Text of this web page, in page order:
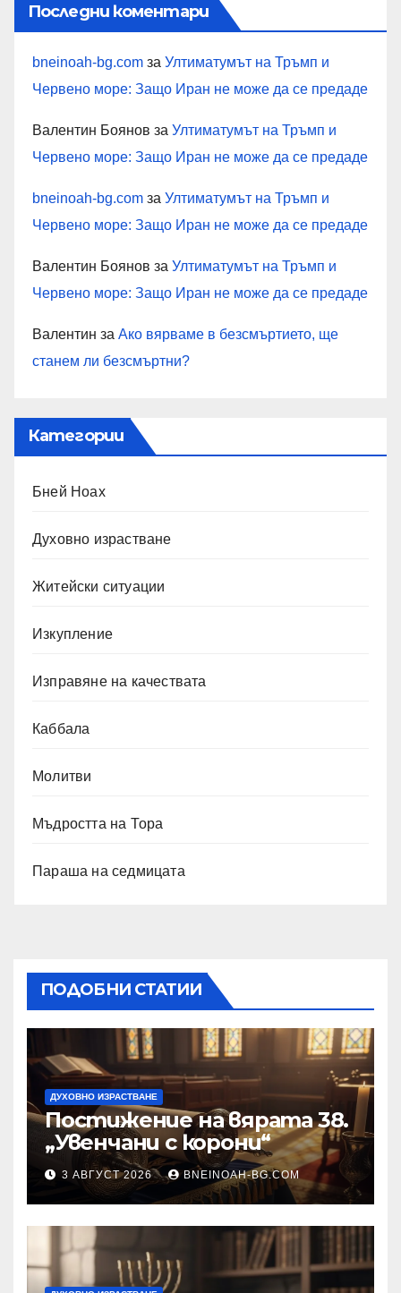
Последни коментари
bneinoah-bg.com за Ултиматумът на Тръмп и
Червено море: Защо Иран не може да се предаде
Валентин Боянов за Ултиматумът на Тръмп и
Червено море: Защо Иран не може да се предаде
bneinoah-bg.com за Ултиматумът на Тръмп и
Червено море: Защо Иран не може да се предаде
Валентин Боянов за Ултиматумът на Тръмп и
Червено море: Защо Иран не може да се предаде
Валентин за Ако вярваме в безсмъртието, ще
станем ли безсмъртни?
Категории
Бней Ноах
Духовно израстване
Житейски ситуации
Изкупление
Изправяне на качествата
Каббала
Молитви
Мъдростта на Тора
Параша на седмицата
ПОДОБНИ СТАТИИ
ДУХОВНО ИЗРАСТВАНЕ
Постижение на вярата 38.
„Увенчани с корони“
3 АВГУСТ 2026 BNEINOAH-BG.COM